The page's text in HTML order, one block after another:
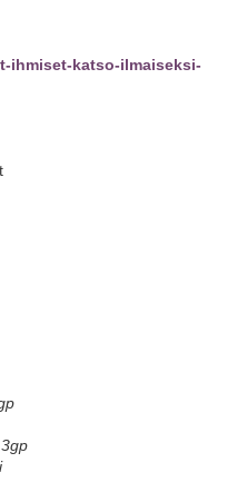
ihmiset-katso-ilmaiseksi-